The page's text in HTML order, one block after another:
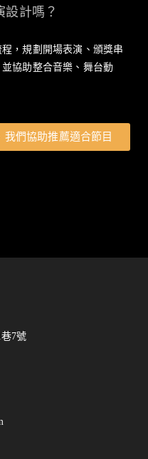
設計嗎？
，規劃開場表演、頒獎串
協助整合音樂、舞台動
們協助推薦適合節目
7號